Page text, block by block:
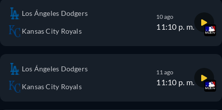
Los Ángeles Dodgers
Kansas City Royals
10 ago
11:10 p. m.
Los Ángeles Dodgers
Kansas City Royals
11 ago
11:10 p. m.